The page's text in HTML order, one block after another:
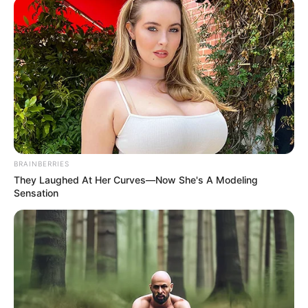
kérdeztünk, hogy került-e már hasonló helyzetbe.
Az énekesnő pedig nevetve mesélte el, hogyan
intézte el azt a hölgyet, akivel annak idején
félrelépett a szerelme, Csapó Gábor vízilabdázó.
BRAINBERRIES
They Laughed At Her Curves—Now She's A Modeling
Sensation